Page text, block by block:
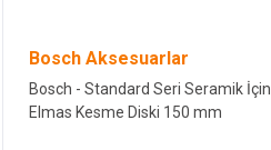
Bosch Aksesuarlar
Bosch - Standard Seri Seramik İçin
Elmas Kesme Diski 150 mm